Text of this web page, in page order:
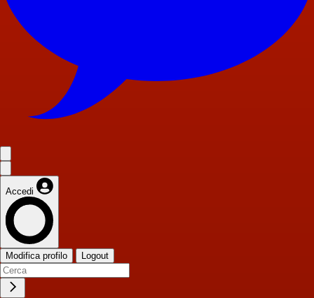
Accedi
Modifica profilo Logout